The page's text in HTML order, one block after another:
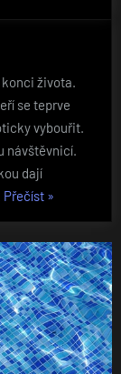
života.
se teprve
vybouřit.
návštěvnicí.
dají
Přečíst„Erotické
»